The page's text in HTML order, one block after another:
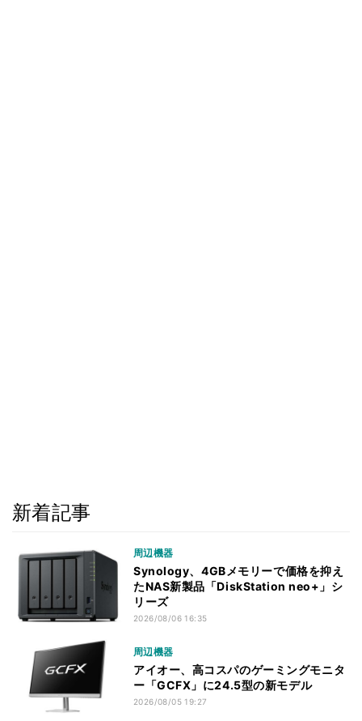
新着記事
周辺機器
Synology、4GBメモリーで価格を抑え
たNAS新製品「DiskStation neo+」シ
リーズ
2026/08/06 16:35
周辺機器
アイオー、高コスパのゲーミングモニタ
ー「GCFX」に24.5型の新モデル
2026/08/05 19:27